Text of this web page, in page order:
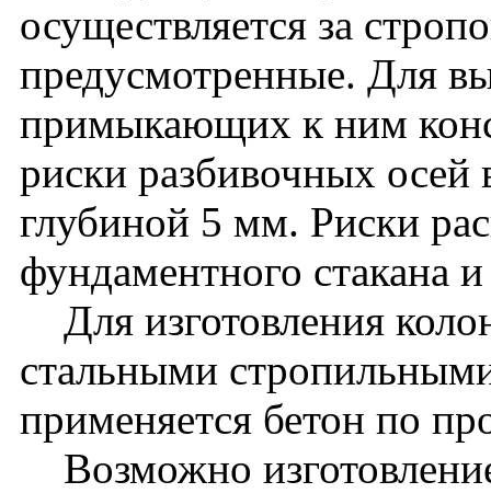
осуществляется за
предусмотренные. Для
примыкающих к ним
риски разбивочных осей
глубиной 5 мм. Риски
фундаментного стакана
Для изготовления
стальными
применяется бетон по
Возможно